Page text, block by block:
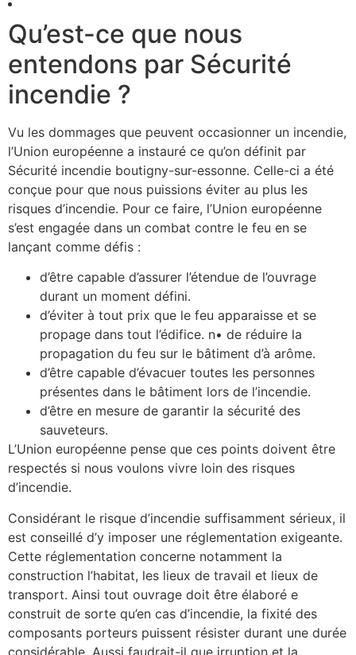
Qu’est-ce que nous
entendons par Sécurité
incendie ?
Vu les dommages que peuvent occasionner un incendie,
l’Union européenne a instauré ce qu’on définit par
Sécurité incendie boutigny-sur-essonne. Celle-ci a été
conçue pour que nous puissions éviter au plus les
risques d’incendie. Pour ce faire, l’Union européenne
s’est engagée dans un combat contre le feu en se
lançant comme défis :
d’être capable d’assurer l’étendue de l’ouvrage
durant un moment défini.
d’éviter à tout prix que le feu apparaisse et se
propage dans tout l’édifice. n• de réduire la
propagation du feu sur le bâtiment d’à arôme.
d’être capable d’évacuer toutes les personnes
présentes dans le bâtiment lors de l’incendie.
d’être en mesure de garantir la sécurité des
sauveteurs.
L’Union européenne pense que ces points doivent être
respectés si nous voulons vivre loin des risques
d’incendie.
Considérant le risque d’incendie suffisamment sérieux, il
est conseillé d’y imposer une réglementation exigeante.
Cette réglementation concerne notamment la
construction l’habitat, les lieux de travail et lieux de
transport. Ainsi tout ouvrage doit être élaboré e
construit de sorte qu’en cas d’incendie, la fixité des
composants porteurs puissent résister durant une durée
considérable. Aussi faudrait-il que irruption et la